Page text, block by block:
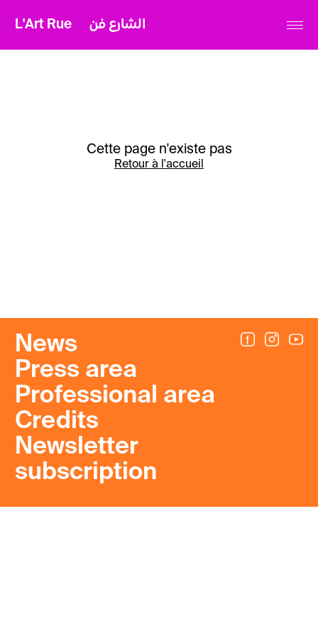
L'Art Rue الشارع فن
Cette page n'existe pas
Retour à l'accueil
News
Press area
Professional area
Credits
Newsletter
subscription